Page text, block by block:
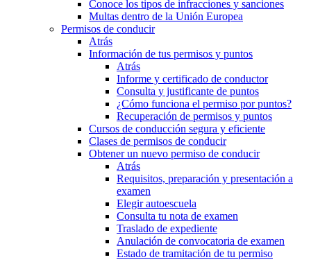
Conoce los tipos de infracciones y sanciones
Multas dentro de la Unión Europea
Permisos de conducir
Atrás
Información de tus permisos y puntos
Atrás
Informe y certificado de conductor
Consulta y justificante de puntos
¿Cómo funciona el permiso por puntos?
Recuperación de permisos y puntos
Cursos de conducción segura y eficiente
Clases de permisos de conducir
Obtener un nuevo permiso de conducir
Atrás
Requisitos, preparación y presentación a
examen
Elegir autoescuela
Consulta tu nota de examen
Traslado de expediente
Anulación de convocatoria de examen
Estado de tramitación de tu permiso